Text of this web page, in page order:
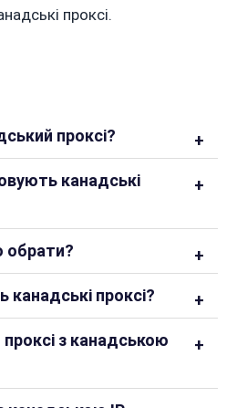
проксі.
проксі?
канадські
обрати?
проксі?
з канадською